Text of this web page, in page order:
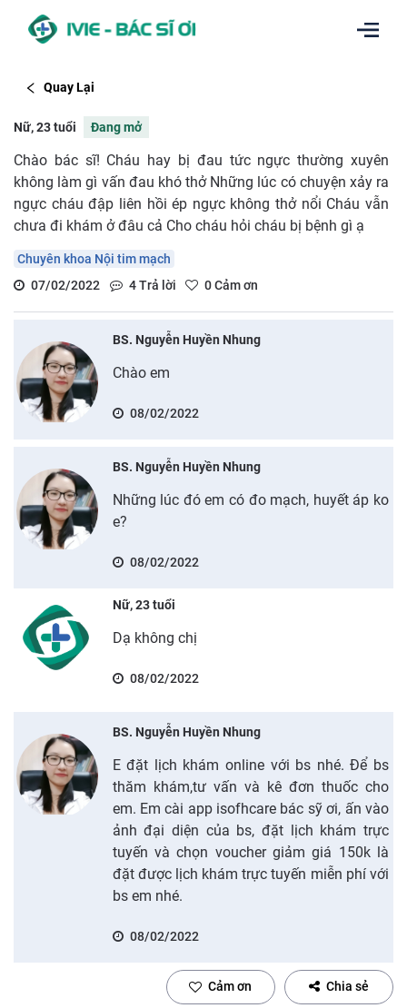
Quay Lại
Nữ, 23 tuổi Đang mở
Chào bác sĩ! Cháu hay bị đau tức ngực thường xuyên
không làm gì vấn đau khó thở Những lúc có chuyện xảy ra
ngực cháu đập liên hồi ép ngực không thở nổi Cháu vẫn
chưa đi khám ở đâu cả Cho cháu hỏi cháu bị bệnh gì ạ
Chuyên khoa Nội tim mạch
07/02/2022
4Trả lời 0Cảm ơn
BS. Nguyễn Huyền Nhung
Chào em
08/02/2022
BS. Nguyễn Huyền Nhung
Những lúc đó em có đo mạch, huyết áp ko
e?
08/02/2022
Nữ, 23 tuổi
Dạ không chị
08/02/2022
BS. Nguyễn Huyền Nhung
E đặt lịch khám online với bs nhé. Để bs
thăm khám,tư vấn và kê đơn thuốc cho
em. Em cài app isofhcare bác sỹ ơi, ấn vào
ảnh đại diện của bs, đặt lịch khám trực
tuyến và chọn voucher giảm giá 150k là
đặt được lịch khám trực tuyến miễn phí với
bs em nhé.
08/02/2022
Cảm ơn Chia sẻ